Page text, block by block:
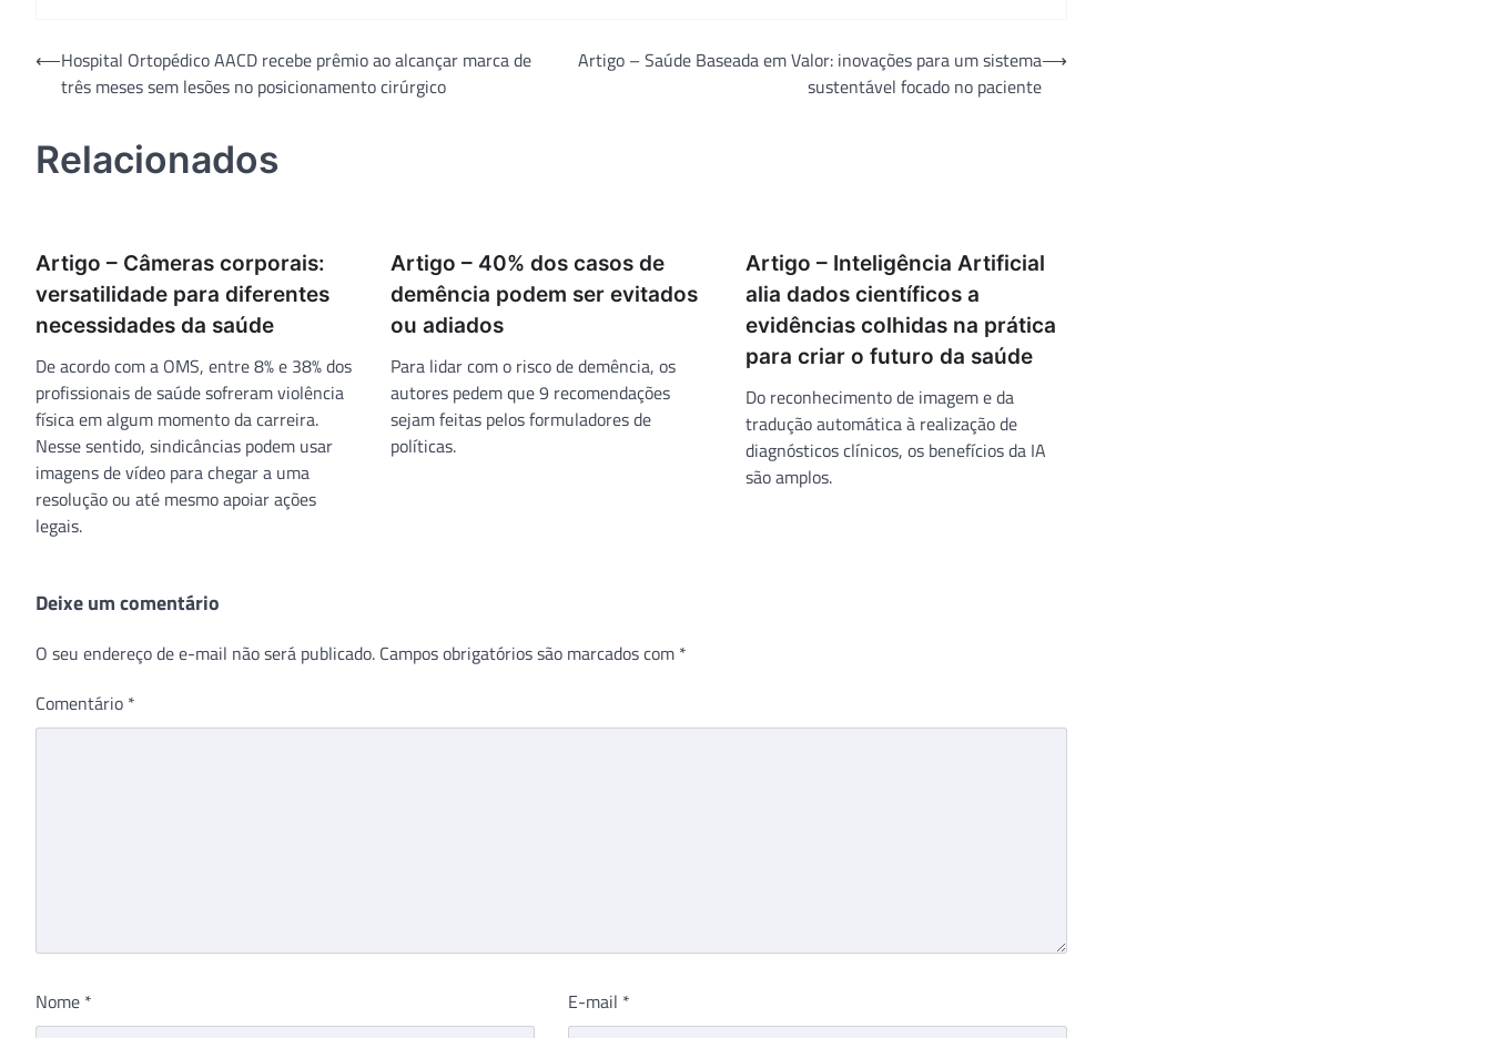
Navegação
⟵Hospital Ortopédico AACD recebe prêmio ao alcançar marca de
três meses sem lesões no posicionamento cirúrgico
Artigo – Saúde Baseada em Valor: inovações para um sistema
sustentável focado no paciente
⟶
Relacionados
Artigo – Câmeras corporais:
versatilidade para diferentes
necessidades da saúde
De acordo com a OMS, entre 8% e 38% dos
profissionais de saúde sofreram violência
física em algum momento da carreira.
Nesse sentido, sindicâncias podem usar
imagens de vídeo para chegar a uma
resolução ou até mesmo apoiar ações
legais.
Artigo – 40% dos casos de
demência podem ser evitados
ou adiados
Para lidar com o risco de demência, os
autores pedem que 9 recomendações
sejam feitas pelos formuladores de
políticas.
Artigo – Inteligência Artificial
alia dados científicos a
evidências colhidas na prática
para criar o futuro da saúde
Do reconhecimento de imagem e da
tradução automática à realização de
diagnósticos clínicos, os benefícios da IA ​​
são amplos.
Deixe um comentário
O seu endereço de e-mail não será publicado. Campos obrigatórios são marcados com *
Comentário *
Nome * E-mail *